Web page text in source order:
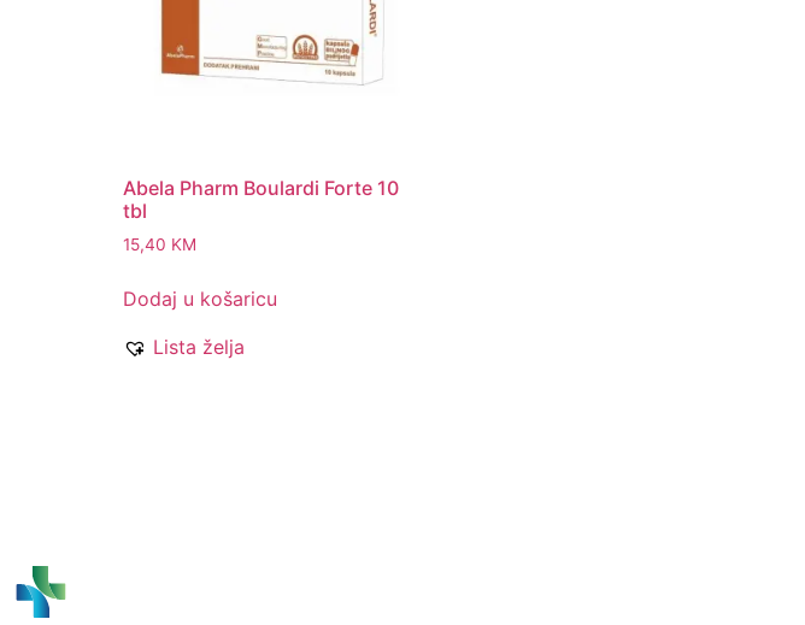
Abela Pharm Boulardi Forte 10
tbl
15,40 KM
Dodaj u košaricu
Lista želja